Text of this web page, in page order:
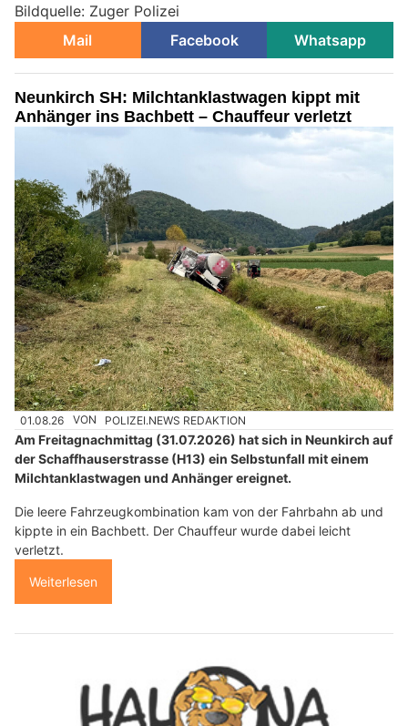
Bildquelle: Zuger Polizei
Mail
Facebook Whatsapp
Neunkirch SH: Milchtanklastwagen kippt mit
Anhänger ins Bachbett – Chauffeur verletzt
01.08.26 VON POLIZEI.NEWS REDAKTION
Am Freitagnachmittag (31.07.2026) hat sich in Neunkirch auf
der Schaffhauserstrasse (H13) ein Selbstunfall mit einem
Milchtanklastwagen und Anhänger ereignet.
Die leere Fahrzeugkombination kam von der Fahrbahn ab und
kippte in ein Bachbett. Der Chauffeur wurde dabei leicht
verletzt.
Weiterlesen